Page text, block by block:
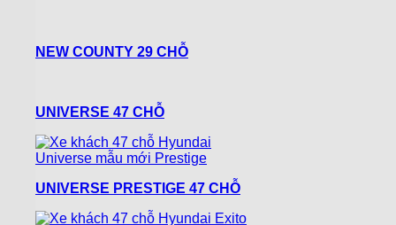
NEW COUNTY 29 CHỖ
UNIVERSE 47 CHỖ
UNIVERSE PRESTIGE 47 CHỖ